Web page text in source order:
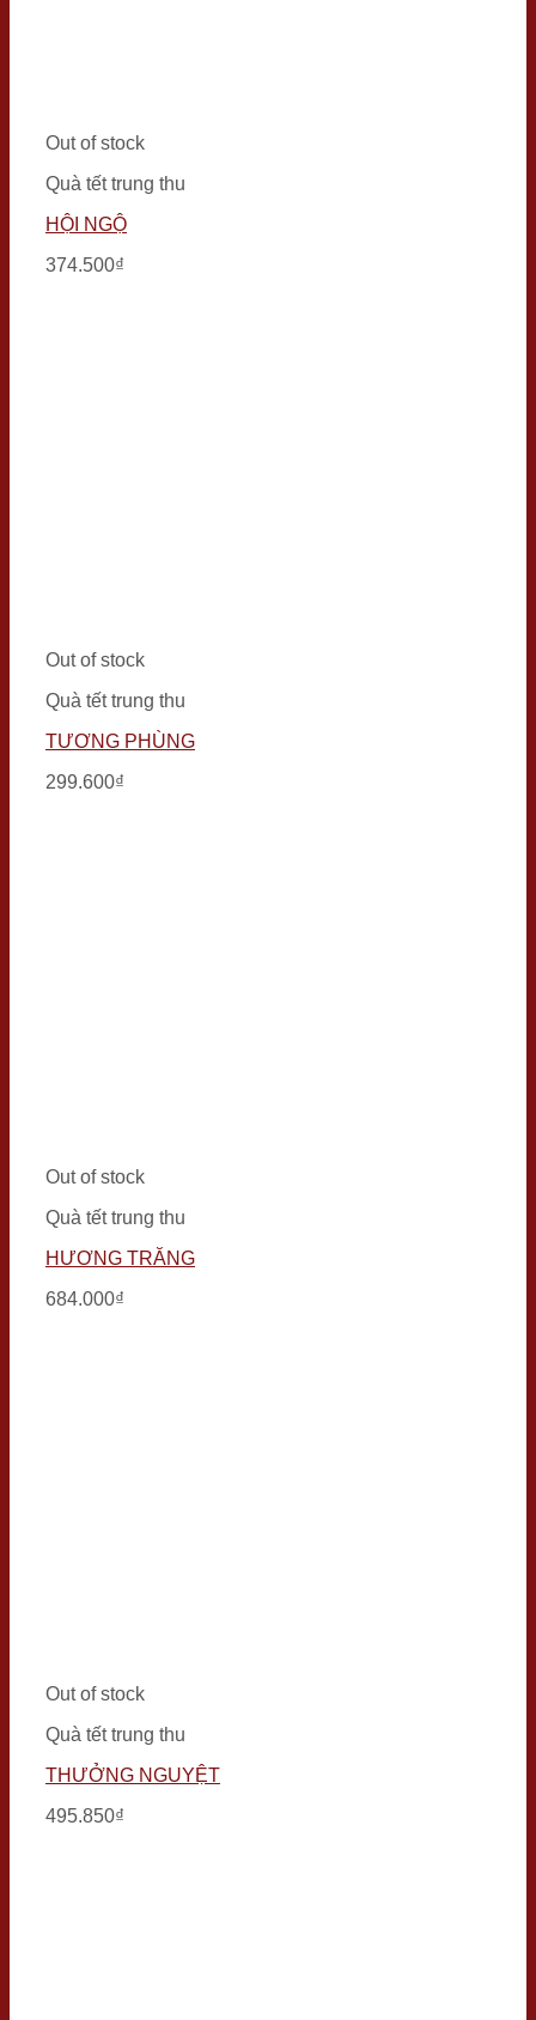
Out of stock
Quà tết trung thu
HỘI NGỘ
374.500₫
Out of stock
Quà tết trung thu
TƯƠNG PHÙNG
299.600₫
Out of stock
Quà tết trung thu
HƯƠNG TRĂNG
684.000₫
Out of stock
Quà tết trung thu
THƯỞNG NGUYỆT
495.850₫